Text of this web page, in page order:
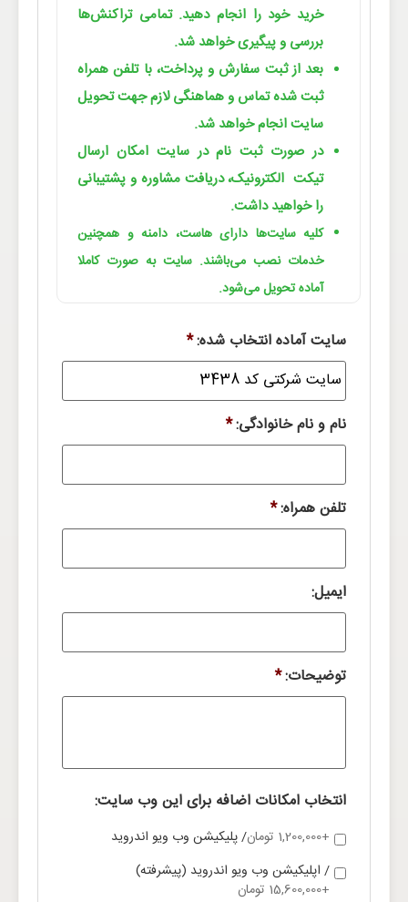
خرید خود را انجام دهید. تمامی تراکنش‌ها
بررسی و پیگیری خواهد شد.
بعد از ثبت سفارش و پرداخت، با تلفن همراه
ثبت شده تماس و هماهنگی لازم جهت تحویل
سایت انجام خواهد شد.
در صورت ثبت نام در سایت امکان ارسال
تیکت الکترونیک، دریافت مشاوره و پشتیبانی
را خواهید داشت.
کلیه سایت‌ها دارای هاست، دامنه و همچنین
خدمات نصب می‌باشند. سایت به صورت کاملا
آماده تحویل می‌شود.
سایت آماده انتخاب شده:*
نام و نام خانوادگی:*
تلفن همراه:*
ایمیل:
توضیحات:*
انتخاب امکانات اضافه برای این وب سایت:
/ پلیکیشن وب ویو اندروید
+1,200,000 تومان
/ اپلیکیشن وب ویو اندروید (پیشرفته)
+15,600,000 تومان